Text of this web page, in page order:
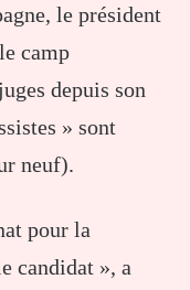
le président
camp
depuis son
» sont
neuf).
pour la
candidat », a